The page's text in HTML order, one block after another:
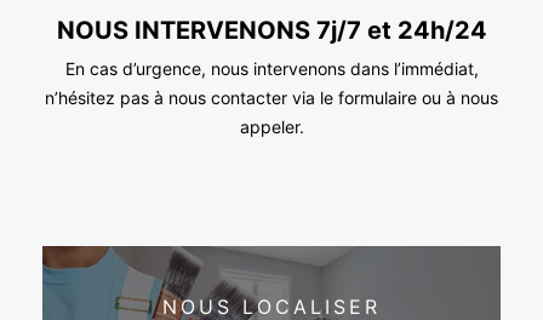
NOUS INTERVENONS 7j/7 et 24h/24
En cas d’urgence, nous intervenons dans l’immédiat,
n’hésitez pas à nous contacter via le formulaire ou à nous
appeler.
NOUS LOCALISER